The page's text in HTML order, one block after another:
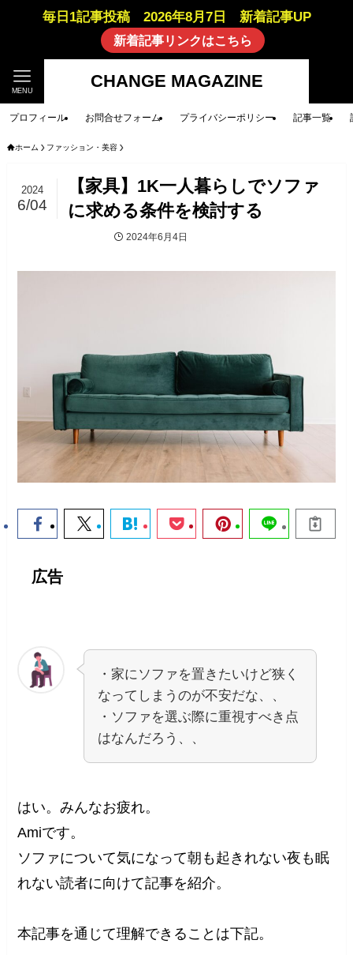
毎日1記事投稿 2026年8月7日 新着記事UP
新着記事リンクはこちら
CHANGE MAGAZINE
MENU
プロフィール お問合せフォーム プライバシーポリシー 記事一覧
ホーム ファッション・美容
【家具】1K一人暮らしでソファ
に求める条件を検討する
2024
6/04
2024年6月4日
広告
・家にソファを置きたいけど狭く
なってしまうのが不安だな、、
・ソファを選ぶ際に重視すべき点
はなんだろう、、
はい。みんなお疲れ。
Amiです。
ソファについて気になって朝も起きれない夜も眠
れない読者に向けて記事を紹介。
本記事を通じて理解できることは下記。